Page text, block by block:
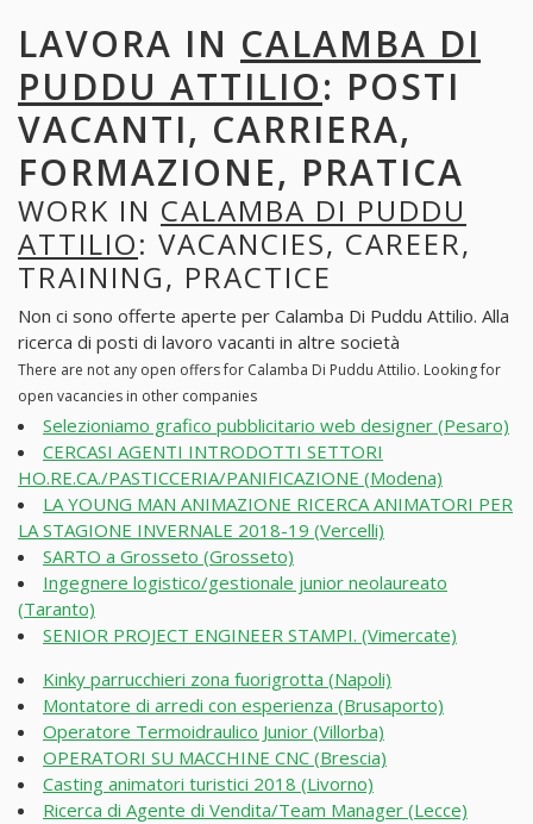
LAVORA IN CALAMBA DI
PUDDU ATTILIO: POSTI
VACANTI, CARRIERA,
FORMAZIONE, PRATICA
WORK IN CALAMBA DI PUDDU
ATTILIO: VACANCIES, CAREER,
TRAINING, PRACTICE
Non ci sono offerte aperte per Calamba Di Puddu Attilio. Alla
ricerca di posti di lavoro vacanti in altre società
There are not any open offers for Calamba Di Puddu Attilio. Looking for
open vacancies in other companies
Selezioniamo grafico pubblicitario web designer (Pesaro)
CERCASI AGENTI INTRODOTTI SETTORI
HO.RE.CA./PASTICCERIA/PANIFICAZIONE (Modena)
LA YOUNG MAN ANIMAZIONE RICERCA ANIMATORI PER
LA STAGIONE INVERNALE 2018-19 (Vercelli)
SARTO a Grosseto (Grosseto)
Ingegnere logistico/gestionale junior neolaureato
(Taranto)
SENIOR PROJECT ENGINEER STAMPI. (Vimercate)
Kinky parrucchieri zona fuorigrotta (Napoli)
Montatore di arredi con esperienza (Brusaporto)
Operatore Termoidraulico Junior (Villorba)
OPERATORI SU MACCHINE CNC (Brescia)
Casting animatori turistici 2018 (Livorno)
Ricerca di Agente di Vendita/Team Manager (Lecce)